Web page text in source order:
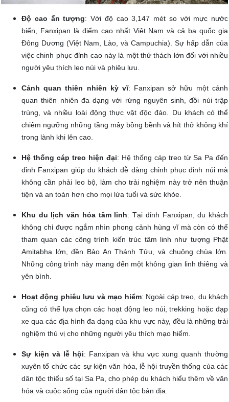
Độ cao ấn tượng: Với độ cao 3,147 mét so với mực nước
biển, Fanxipan là điểm cao nhất Việt Nam và cả ba quốc gia
Đông Dương (Việt Nam, Lào, và Campuchia). Sự hấp dẫn của
việc chinh phục đỉnh cao này là một thử thách lớn đối với nhiều
người yêu thích leo núi và phiêu lưu.
Cảnh quan thiên nhiên kỳ vĩ: Fanxipan sở hữu một cảnh
quan thiên nhiên đa dạng với rừng nguyên sinh, đồi núi trập
trùng, và nhiều loài động thực vật độc đáo. Du khách có thể
chiêm ngưỡng những tầng mây bồng bềnh và hít thở không khí
trong lành khi lên cao.
Hệ thống cáp treo hiện đại: Hệ thống cáp treo từ Sa Pa đến
đỉnh Fanxipan giúp du khách dễ dàng chinh phục đỉnh núi mà
không cần phải leo bộ, làm cho trải nghiệm này trở nên thuận
tiện và an toàn hơn cho mọi lứa tuổi và sức khỏe.
Khu du lịch văn hóa tâm linh: Tại đỉnh Fanxipan, du khách
không chỉ được ngắm nhìn phong cảnh hùng vĩ mà còn có thể
tham quan các công trình kiến trúc tâm linh như tượng Phật
Amitabha lớn, đền Bảo An Thánh Tửu, và chuông chùa lớn.
Những công trình này mang đến một không gian linh thiêng và
yên bình.
Hoạt động phiêu lưu và mạo hiểm: Ngoài cáp treo, du khách
cũng có thể lựa chọn các hoạt động leo núi, trekking hoặc đạp
xe qua các địa hình đa dạng của khu vực này, đều là những trải
nghiệm thú vị cho những người yêu thích mạo hiểm.
Sự kiện và lễ hội: Fanxipan và khu vực xung quanh thường
xuyên tổ chức các sự kiện văn hóa, lễ hội truyền thống của các
dân tộc thiểu số tại Sa Pa, cho phép du khách hiểu thêm về văn
hóa và cuộc sống của người dân tộc bản địa.